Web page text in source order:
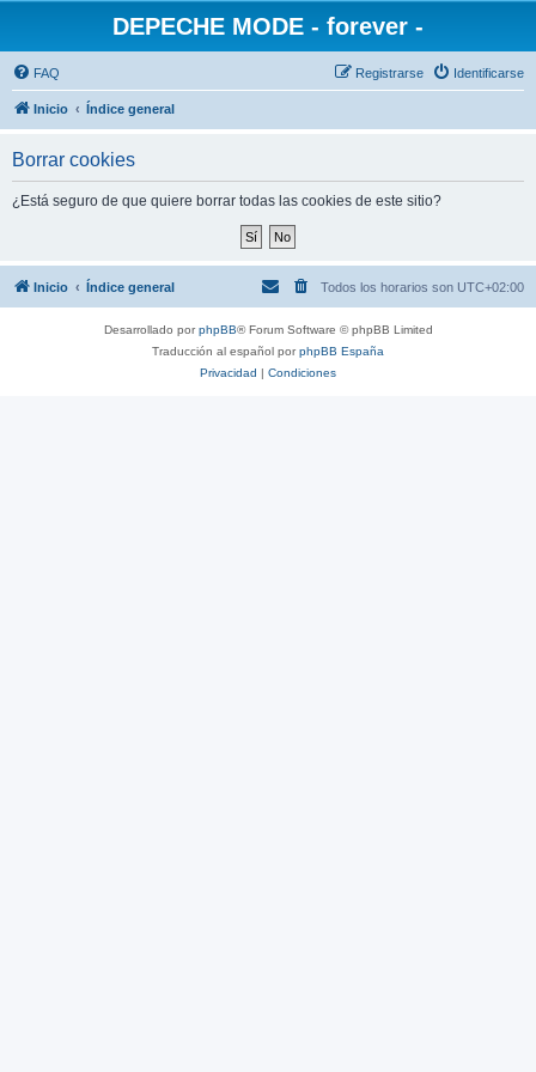
DEPECHE MODE - forever -
FAQ Identificarse
Registrarse
Inicio Índice general
Borrar cookies
¿Está seguro de que quiere borrar todas las cookies de este sitio?
Inicio Índice general Todos los horarios son UTC+02:00
Desarrollado porphpBB® Forum Software © phpBB Limited
Traducción al español porphpBB España
Privacidad | Condiciones